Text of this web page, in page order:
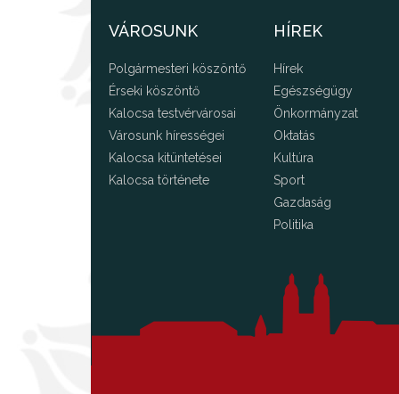
VÁROSUNK
Polgármesteri köszöntő
Érseki köszöntő
Kalocsa testvérvárosai
Városunk hírességei
Kalocsa kitüntetései
Kalocsa története
HÍREK
Hírek
Egészségügy
Önkormányzat
Oktatás
Kultúra
Sport
Gazdaság
Politika